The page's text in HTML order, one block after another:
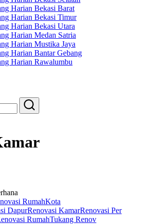
Harian Bekasi Barat
Harian Bekasi Timur
Harian Bekasi Utara
Harian Medan Satria
Harian Mustika Jaya
Harian Bantar Gebang
Harian Rawalumbu
Search
RumahKota
DapurRenovasi KamarRenovasi Per
RumahTukang Renov